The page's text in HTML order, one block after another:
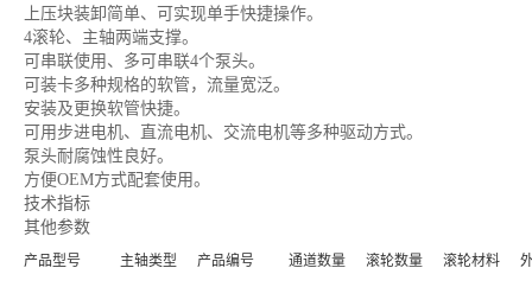
上压块装卸简单、可实现单手快捷操作。
4滚轮、主轴两端支撑。
可串联使用、多可串联4个泵头。
可装卡多种规格的软管，流量宽泛。
安装及更换软管快捷。
可用步进电机、直流电机、交流电机等多种驱动方式。
泵头耐腐蚀性良好。
方便OEM方式配套使用。
技术指标
其他参数
产品型号 主轴类型 产品编号 通道数量 滚轮数量 滚轮材料